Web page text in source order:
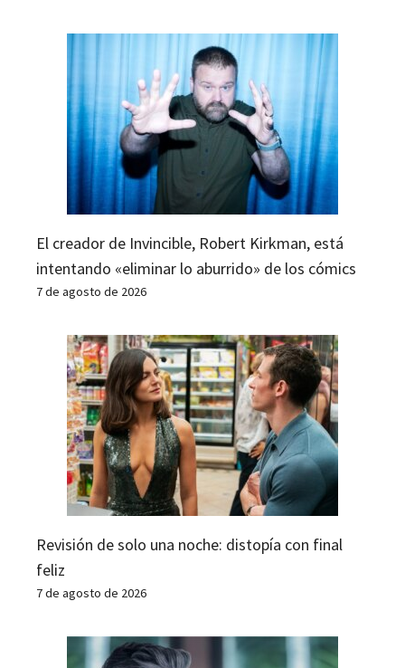
El creador de Invincible, Robert Kirkman, está
intentando «eliminar lo aburrido» de los cómics
7 de agosto de 2026
Revisión de solo una noche: distopía con final
feliz
7 de agosto de 2026